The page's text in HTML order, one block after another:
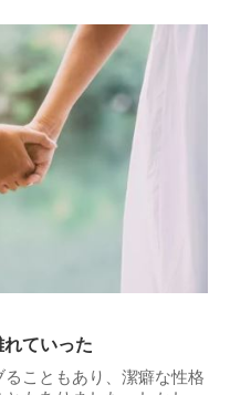
ていった
こともあり、潔癖な性格